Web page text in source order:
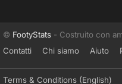
© FootyStats - Costruito con
Contatti
Chi siamo Aiuto
Terms & Conditions (English)